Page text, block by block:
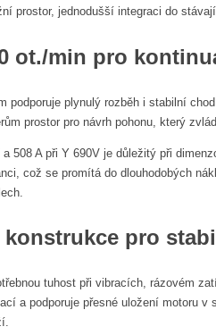
prostor, jednodušší integraci do
ot./min pro
podporuje plynulý rozběh i stabilní
prostor pro návrh pohonu, který
508 A při Y 690V je důležitý při
což se promítá do dlouhodobých
pro
tuhost při vibracích, rázovém
a podporuje přesné uložení motoru